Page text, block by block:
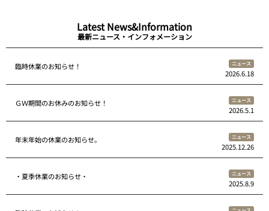
Latest News&Information
最新ニュース・インフォメーション
臨時休業のお知らせ！ ニュース
2026.6.18
ＧＷ期間のお休みのお知らせ！ ニュース
2026.5.1
年末年始の休業のお知らせ。 ニュース
2025.12.26
・夏季休業のお知らせ・ ニュース
2025.8.9